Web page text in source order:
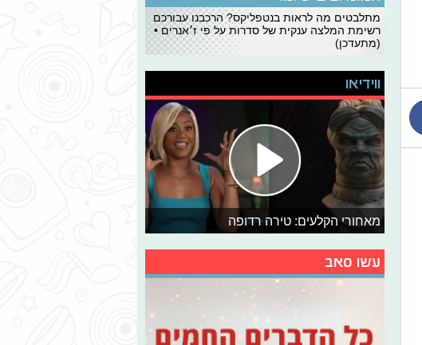
מתלבטים מה לראות בנטפליקס? הרכבנו עבורכם
רשימת המלצה ענקית של סדרות על פי ז׳אנרים •
(מתעדכן)
ווידיאו
מאחורי הקלעים: טירה רדופה
עשו סאב